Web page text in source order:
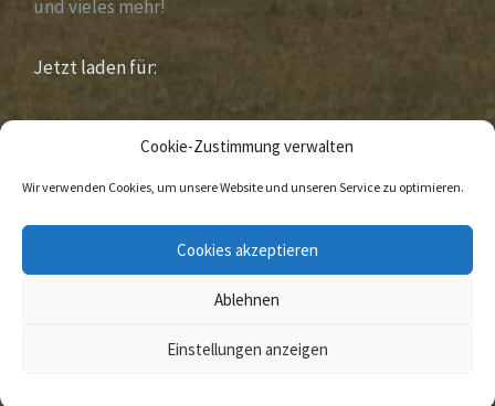
Cookie-Zustimmung verwalten
Wir verwenden Cookies, um unsere Website und unseren Service zu optimieren.
Cookies akzeptieren
Ablehnen
Einstellungen anzeigen
und vieles mehr!
Jetzt laden für:
iOS &Android
© 2020 Sandebeck Im Naturpark „ Eggegebirge